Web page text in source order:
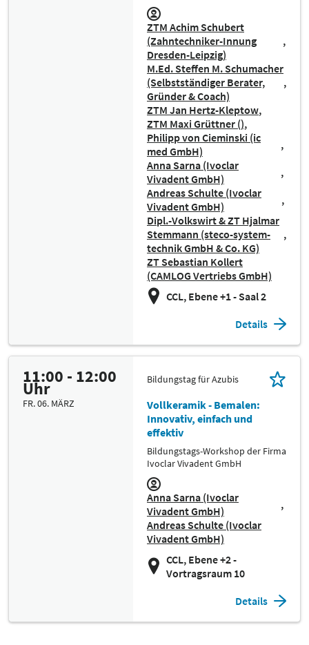
ZTM Achim Schubert
(Zahntechniker-Innung
Dresden-Leipzig)
M.Ed. Steffen M. Schumacher
(Selbstständiger Berater,
Gründer & Coach)
ZTM Jan Hertz-Kleptow
ZTM Maxi Grüttner ()
Philipp von Cieminski (ic
med GmbH)
Anna Sarna (Ivoclar
Vivadent GmbH)
Andreas Schulte (Ivoclar
Vivadent GmbH)
Dipl.-Volkswirt & ZT Hjalmar
Stemmann (steco-system-
technik GmbH & Co. KG)
ZT Sebastian Kollert
(CAMLOG Vertriebs GmbH)
CCL, Ebene +1 - Saal 2
Details
11:00 - 12:00
Uhr
FR. 06. MÄRZ
Bildungstag für Azubis
Vollkeramik - Bemalen:
Innovativ, einfach und
effektiv
Bildungstags-Workshop der Firma
Ivoclar Vivadent GmbH
Anna Sarna (Ivoclar
Vivadent GmbH)
Andreas Schulte (Ivoclar
Vivadent GmbH)
CCL, Ebene +2 -
Vortragsraum 10
Details